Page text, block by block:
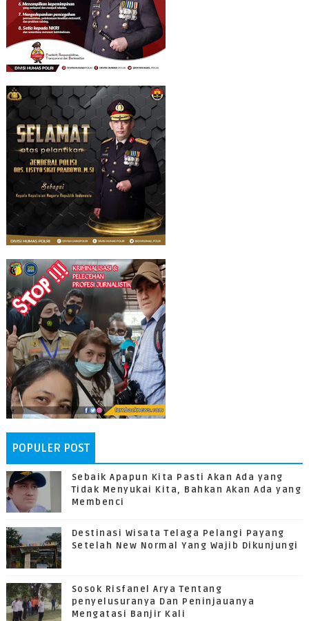
POPULER POST
Sebaik Apapun Kita Pasti Akan Ada yang
Tidak Menyukai Kita, Bahkan Akan Ada yang
Membenci
Destinasi Wisata Telaga Pelangi Payang
Setelah New Normal Yang Wajib Dikunjungi
Sosok Risfanel Arya Tentang
penyelusuranya Dan Peninjauanya
Mengatasi Banjir Kali